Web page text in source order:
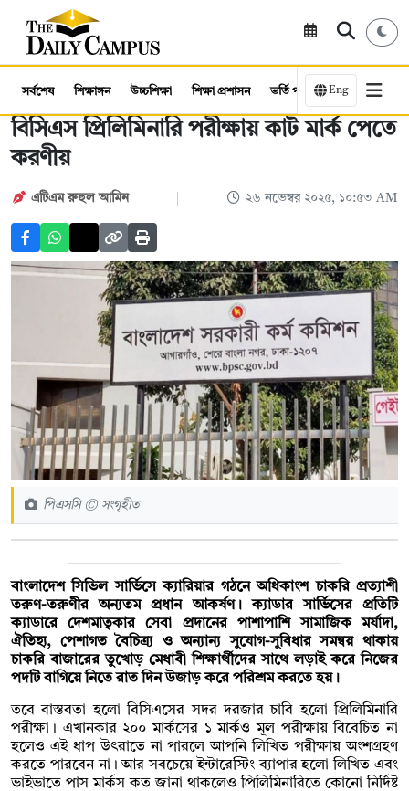
সর্বশেষ শিক্ষাঙ্গন উচ্চশিক্ষা শিক্ষা প্রশাসন ভর্তি পরীক্ষা কর্মসংস্থান
Eng
বিসিএস প্রিলিমিনারি পরীক্ষায় কাট মার্ক পেতে
করণীয়
এটিএম রুহুল আমিন ২৬ নভেম্বর ২০২৫, ১০:৫৩ AM
পিএসসি © সংগৃহীত
বাংলাদেশ সিভিল সার্ভিসে ক্যারিয়ার গঠনে অধিকাংশ চাকরি প্রত্যাশী
তরুণ-তরুণীর অন্যতম প্রধান আকর্ষণ। ক্যাডার সার্ভিসের প্রতিটি
ক্যাডারে দেশমাতৃকার সেবা প্রদানের পাশাপাশি সামাজিক মর্যাদা,
ঐতিহ্য, পেশাগত বৈচিত্র্য ও অন্যান্য সুযোগ-সুবিধার সমন্বয় থাকায়
চাকরি বাজারের তুখোড় মেধাবী শিক্ষার্থীদের সাথে লড়াই করে নিজের
পদটি বাগিয়ে নিতে রাত দিন উজাড় করে পরিশ্রম করতে হয়।
তবে বাস্তবতা হলো বিসিএসের সদর দরজার চাবি হলো প্রিলিমিনারি
পরীক্ষা। এখানকার ২০০ মার্কসের ১ মার্কও মূল পরীক্ষায় বিবেচিত না
হলেও এই ধাপ উৎরাতে না পারলে আপনি লিখিত পরীক্ষায় অংশগ্রহণ
করতে পারবেন না। আর সবচেয়ে ইন্টারেস্টিং ব্যাপার হলো লিখিত এবং
ভাইভাতে পাস মার্কস কত জানা থাকলেও প্রিলিমিনারিতে কোনো নির্দিষ্ট